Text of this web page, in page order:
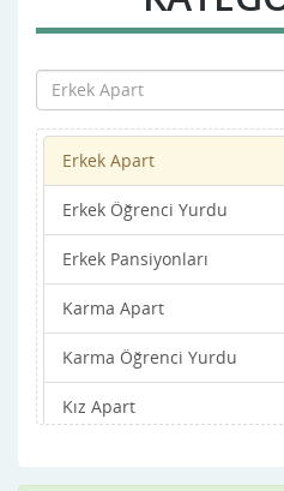
Erkek Apart
Erkek Öğrenci Yurdu
Erkek Pansiyonları
Karma Apart
Karma Öğrenci Yurdu
Kız Apart